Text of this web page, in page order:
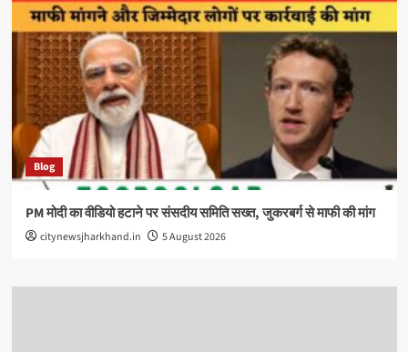
Blog
PM मोदी का वीडियो हटाने पर संसदीय समिति सख्त, जुकरबर्ग से माफी की मांग
citynewsjharkhand.in 5 August 2026